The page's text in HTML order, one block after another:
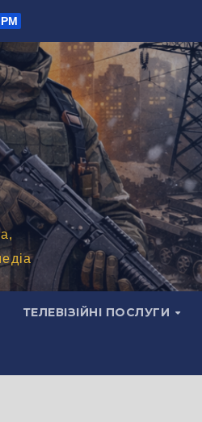
ТЕЛЕВІЗІЙНІ ПОСЛУГИ